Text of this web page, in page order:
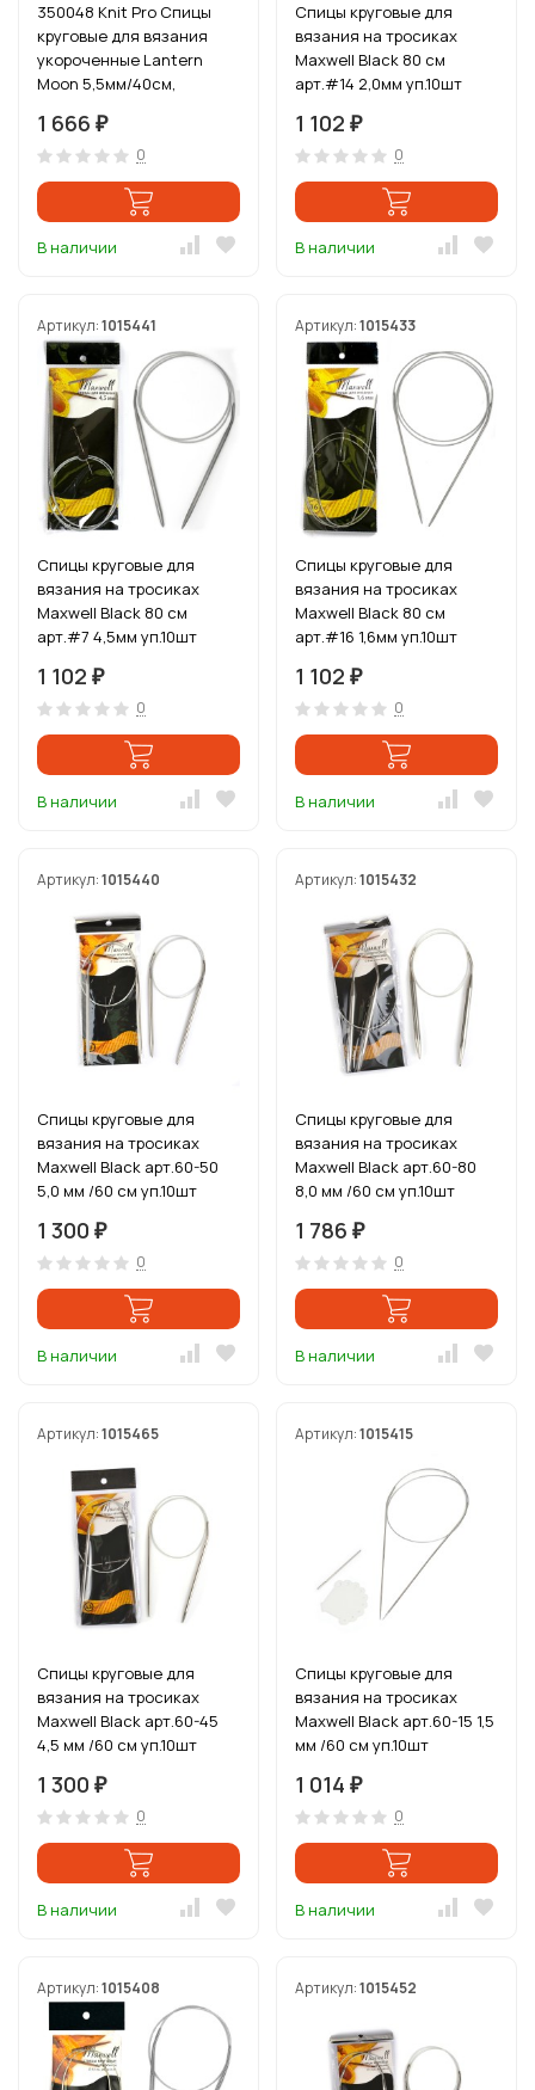
350048 Knit Pro Спицы
круговые для вязания
укороченные Lantern
Moon 5,5мм/40см,
1 666 ₽
0
В наличии
Спицы круговые для
вязания на тросиках
Maxwell Black 80 см
арт.#14 2,0мм уп.10шт
1 102 ₽
0
В наличии
Артикул:1015441
Спицы круговые для
вязания на тросиках
Maxwell Black 80 см
арт.#7 4,5мм уп.10шт
1 102 ₽
0
В наличии
Артикул:1015433
Спицы круговые для
вязания на тросиках
Maxwell Black 80 см
арт.#16 1,6мм уп.10шт
1 102 ₽
0
В наличии
Артикул:1015440
Спицы круговые для
вязания на тросиках
Maxwell Black арт.60-50
5,0 мм /60 см уп.10шт
1 300 ₽
0
В наличии
Артикул:1015432
Спицы круговые для
вязания на тросиках
Maxwell Black арт.60-80
8,0 мм /60 см уп.10шт
1 786 ₽
0
В наличии
Артикул:1015465
Спицы круговые для
вязания на тросиках
Maxwell Black арт.60-45
4,5 мм /60 см уп.10шт
1 300 ₽
0
В наличии
Артикул:1015415
Спицы круговые для
вязания на тросиках
Maxwell Black арт.60-15 1,5
мм /60 см уп.10шт
1 014 ₽
0
В наличии
Артикул:1015408 Артикул:1015452